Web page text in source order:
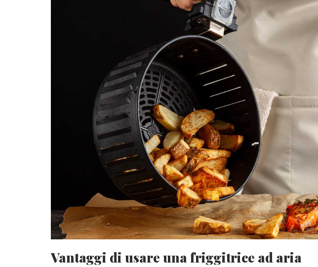
Vantaggi di usare una friggitrice ad aria